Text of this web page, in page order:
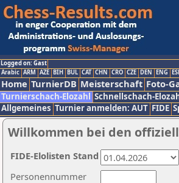
Logged on: Gast
Arabic ARM AZE BIH BUL CAT CHN CRO CZE DEN ENG
Home TurnierDB Meisterschaft Foto-
Turnierschach-Elozahl Schnellschach-
Allgemeines Turnier anmelden: AUT FIDE
Willkommen bei den
Personennummer
FIDE-Elolisten Stand